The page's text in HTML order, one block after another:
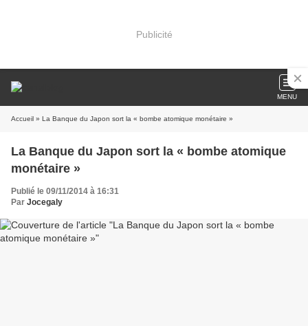
Publicité
MENU
Accueil » La Banque du Japon sort la « bombe atomique monétaire »
La Banque du Japon sort la « bombe atomique
monétaire »
Publié le 09/11/2014 à 16:31
Par Jocegaly